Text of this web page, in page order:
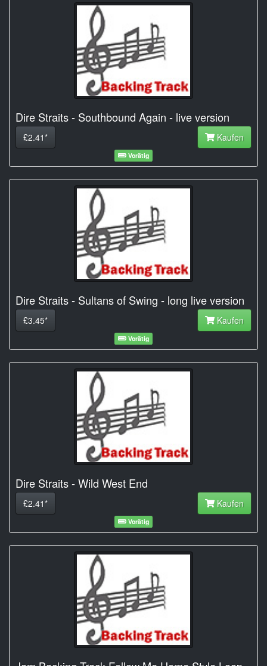
Dire Straits - Southbound Again - live version
£2.41* Kaufen
Vorätig
Dire Straits - Sultans of Swing - long live version
£3.45* Kaufen
Vorätig
Dire Straits - Wild West End
£2.41* Kaufen
Vorätig